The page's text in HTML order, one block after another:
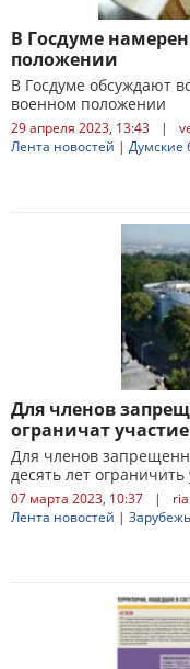
В Госдуме
положении
В Госдуме обсуждают
военном положении
29 апреля 2023, 13:43 |
Лента новостей | Думские
Для членов
ограничат
Для членов
десять лет
07 марта 2023, 10:37 |
Лента новостей |